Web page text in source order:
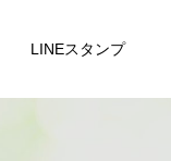
LINEスタンプ